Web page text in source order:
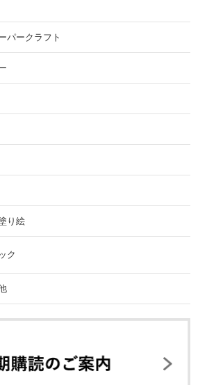
パークラフト
り絵
ク